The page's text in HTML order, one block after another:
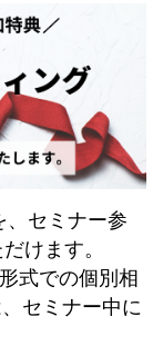
、セミナー参
けます。
式での個別相
セミナー中に